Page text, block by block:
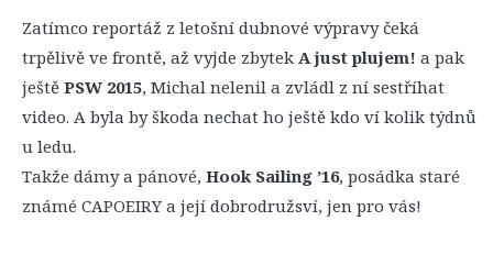
Zatímco reportáž z letošní dubnové výpravy čeká
trpělivě ve frontě, až vyjde zbytek A just plujem! a pak
ještě PSW 2015, Michal nelenil a zvládl z ní sestříhat
video. A byla by škoda nechat ho ještě kdo ví kolik týdnů
u ledu.
Takže dámy a pánové, Hook Sailing ’16, posádka staré
známé CAPOEIRY a její dobrodružsví, jen pro vás!